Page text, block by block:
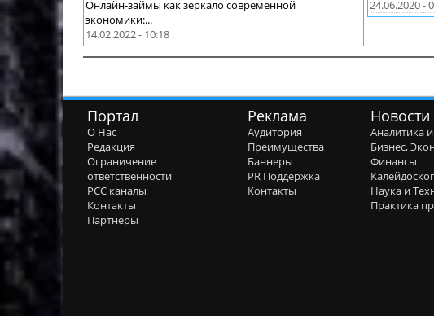
Онлайн-займы как зеркало современной
экономики:...
14.02.2022 - 10:18
24.06.2020 -
Портал
О Нас
Редакция
Ограничение
ответственности
РСС каналы
Контакты
Партнеры
Реклама
Аудитория
Преимущества
Баннеры
PR Поддержка
Контакты
Новости
Аналитика
Бизнес,
Финансы
Наука и
Практика